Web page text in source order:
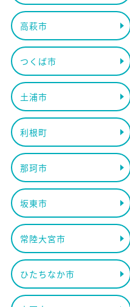
高萩市
つくば市
土浦市
利根町
那珂市
坂東市
常陸大宮市
ひたちなか市